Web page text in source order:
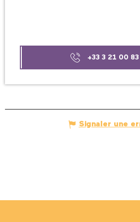
+33 3 21 00 83
Signaler une